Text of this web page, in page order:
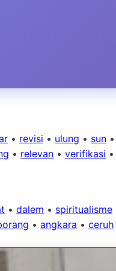
• revisi • ulung • sun •
• relevan • verifikasi •
• dalem • spiritualisme
• angkara • ceruh